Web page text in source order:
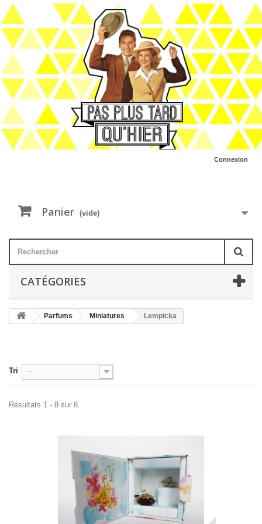
Connexion
Panier (vide)
CATÉGORIES
Parfums Miniatures Lempicka
Tri --
Résultats 1 - 8 sur 8.